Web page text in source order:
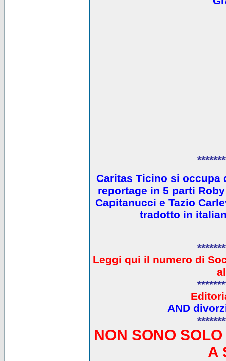
Caritas Ticino si occupa
reportage in 5 parti
Capitanucci e Tazio
tradotto in
Leggi qui il numero di
AND
NON SONO
A